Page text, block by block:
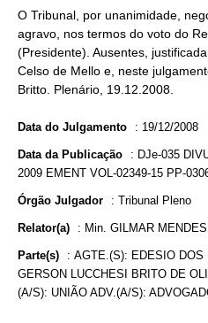
O Tribunal, por unanimidade,
agravo, nos termos do voto do
(Presidente). Ausentes,
Celso de Mello e, neste
Britto. Plenário, 19.12.2008.
Data do Julgamento : 19/12/2008
Data da Publicação : DJe-035
2009 EMENT VOL-02349-15 PP-
Órgão Julgador : Tribunal Pleno
Relator(a) : Min. GILMAR
Parte(s) : AGTE.(S): EDESIO DOS
GERSON LUCCHESI BRITO DE
(A/S): UNIÃO ADV.(A/S):